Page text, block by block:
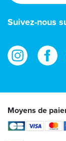
adresse
e-
Suivez-nous
Moyens de